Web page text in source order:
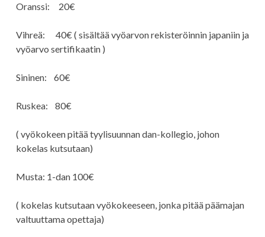
Oranssi: 20€
Vihreä: 40€ ( sisältää vyöarvon rekisteröinnin japaniin ja
vyöarvo sertifikaatin )
Sininen: 60€
Ruskea: 80€
( vyökokeen pitää tyylisuunnan dan-kollegio, johon
kokelas kutsutaan)
Musta: 1-dan 100€
( kokelas kutsutaan vyökokeeseen, jonka pitää päämajan
valtuuttama opettaja)